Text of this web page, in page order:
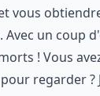
vous
un coup
! Vous
regarder ?